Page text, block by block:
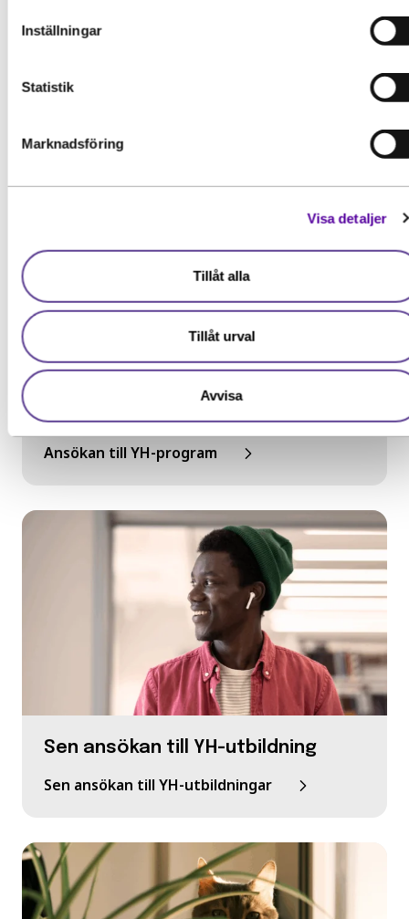
Inställningar
Statistik
Marknadsföring
Visa detaljer
Tillåt alla
Tillåt urval
Avvisa
Så ansöker du till en utbildning
Ansökan till YH-program
Sen ansökan till YH-utbildning
Sen ansökan till YH-utbildningar